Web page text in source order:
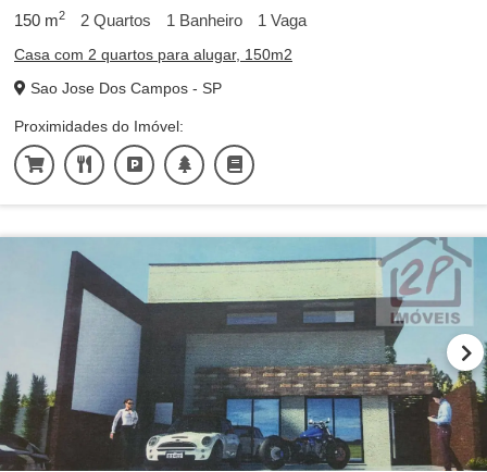
150 m2 2 Quartos 1 Banheiro 1 Vaga
Casa com 2 quartos para alugar, 150m2
Sao Jose Dos Campos - SP
Proximidades do Imóvel: